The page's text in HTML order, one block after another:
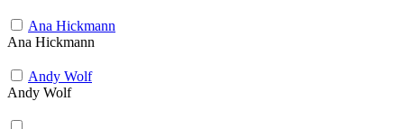
Ana Hickmann
Ana Hickmann
Andy Wolf
Andy Wolf